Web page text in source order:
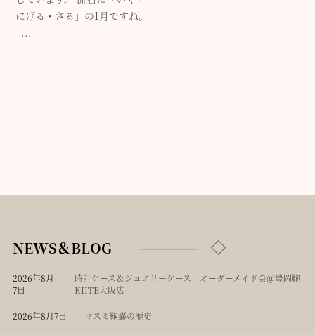
にげる・さる」の1月ですね。
...
NEWS＆BLOG
2026年8月
7日
時計ケース＆ジュエリーケース オーダーメイド会＠豊岡鞄
KIITE大阪店
2026年8月7日 マスミ鞄嚢の歴史